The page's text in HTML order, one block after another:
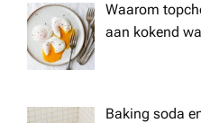
Waarom
aan kokend
Baking soda